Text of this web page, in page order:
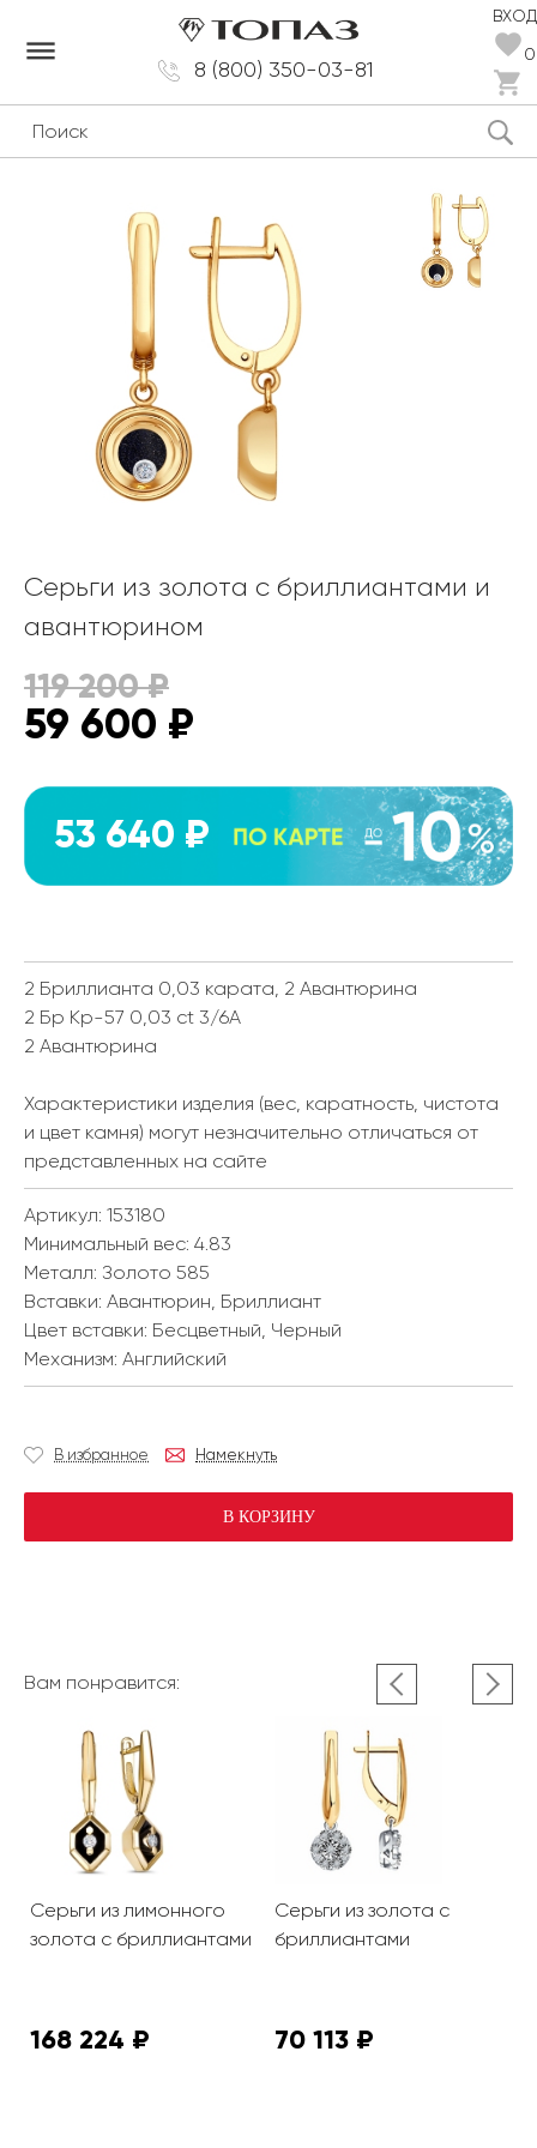
8 (800) 350-03-81
ВХОД
0
dehaze
Серьги из золота с бриллиантами и
авантюрином
119 200₽
59 600 ₽
53 640 ₽
2 Бриллианта 0,03 карата, 2 Авантюрина
2 Бр Кр-57 0,03 ct 3/6А
2 Авантюрина
Характеристики изделия (вес, каратность, чистота
и цвет камня) могут незначительно отличаться от
представленных на сайте
Артикул: 153180
Минимальный вес: 4.83
Металл: Золото 585
Вставки: Авантюрин, Бриллиант
Цвет вставки: Бесцветный, Черный
Механизм: Английский
В избранное Намекнуть
В КОРЗИНУ
Вам понравится:
Серьги из лимонного
золота с бриллиантами
168 224 ₽
Серьги из золота с
бриллиантами
70 113 ₽